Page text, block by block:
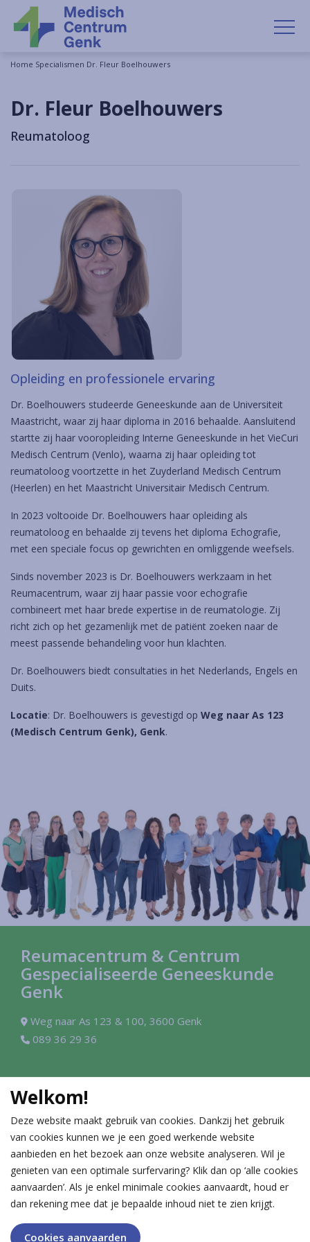
Home Specialismen Dr. Fleur Boelhouwers
Dr. Fleur Boelhouwers
Reumatoloog
Opleiding en professionele ervaring
Dr. Boelhouwers studeerde Geneeskunde aan de Universiteit
Maastricht, waar zij haar diploma in 2016 behaalde. Aansluitend
startte zij haar vooropleiding Interne Geneeskunde in het VieCuri
Medisch Centrum (Venlo), waarna zij haar opleiding tot
reumatoloog voortzette in het Zuyderland Medisch Centrum
(Heerlen) en het Maastricht Universitair Medisch Centrum.
In 2023 voltooide Dr. Boelhouwers haar opleiding als
reumatoloog en behaalde zij tevens het diploma Echografie,
met een speciale focus op gewrichten en omliggende weefsels.
Sinds november 2023 is Dr. Boelhouwers werkzaam in het
Reumacentrum, waar zij haar passie voor echografie
combineert met haar brede expertise in de reumatologie. Zij
richt zich op het gezamenlijk met de patiënt zoeken naar de
meest passende behandeling voor hun klachten.
Dr. Boelhouwers biedt consultaties in het Nederlands, Engels en
Duits.
Locatie: Dr. Boelhouwers is gevestigd op Weg naar As 123
(Medisch Centrum Genk), Genk.
Reumacentrum & Centrum
Gespecialiseerde Geneeskunde
Genk
Weg naar As 123 & 100, 3600 Genk
089 36 29 36
089 36 29 36
089 36 27 11
Cardiologie
089 36 27 13
Gastro-enterologie
089 36 27 12
Welkom!
Deze website maakt gebruik van cookies. Dankzij het gebruik
van cookies kunnen we je een goed werkende website
aanbieden en het bezoek aan onze website analyseren. Wil je
genieten van een optimale surfervaring? Klik dan op ‘alle cookies
aanvaarden’. Als je enkel minimale cookies aanvaardt, houd er
dan rekening mee dat je bepaalde inhoud niet te zien krijgt.
Cookies aanvaarden